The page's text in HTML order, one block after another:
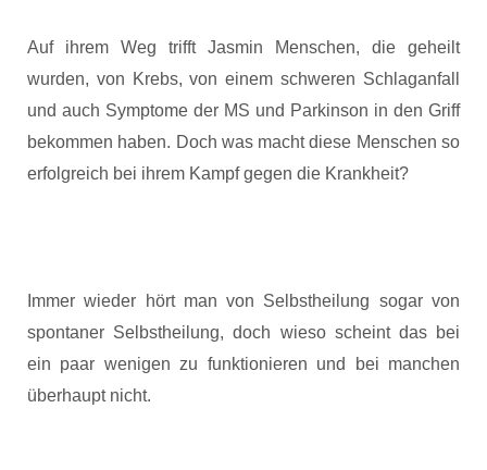
Auf ihrem Weg trifft Jasmin Menschen, die geheilt
wurden, von Krebs, von einem schweren Schlaganfall
und auch Symptome der MS und Parkinson in den Griff
bekommen haben. Doch was macht diese Menschen so
erfolgreich bei ihrem Kampf gegen die Krankheit?
Immer wieder hört man von Selbstheilung sogar von
spontaner Selbstheilung, doch wieso scheint das bei
ein paar wenigen zu funktionieren und bei manchen
überhaupt nicht.